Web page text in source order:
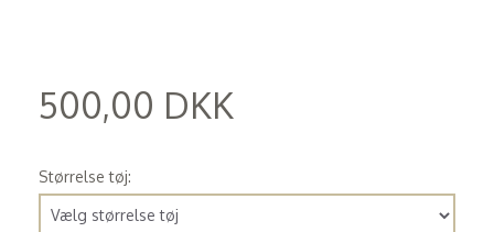
500,00 DKK
Størrelse tøj: